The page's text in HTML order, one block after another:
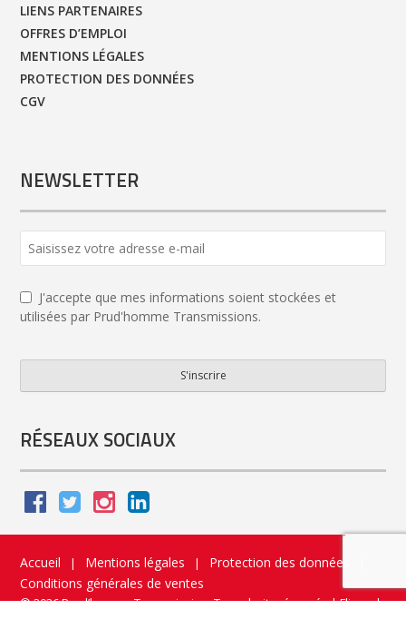
LIENS PARTENAIRES
OFFRES D’EMPLOI
MENTIONS LÉGALES
PROTECTION DES DONNÉES
CGV
NEWSLETTER
J'accepte que mes informations soient stockées et
utilisées par Prud'homme Transmissions.
S'inscrire
Website *
RÉSEAUX SOCIAUX
Accueil | Mentions légales | Protection des données
Conditions générales de ventes
© 2026 Prud’homme Transmission. Tous droits réservés|Flippad